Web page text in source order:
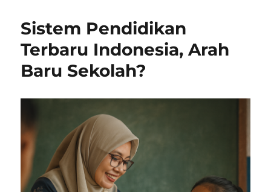
Sistem Pendidikan
Terbaru Indonesia, Arah
Baru Sekolah?